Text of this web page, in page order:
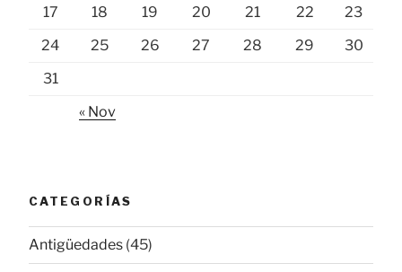
17
18 19 20 21 22
23
24
25 26 27 28 29
30
31
« Nov
CATEGORÍAS
Antigüedades (45)